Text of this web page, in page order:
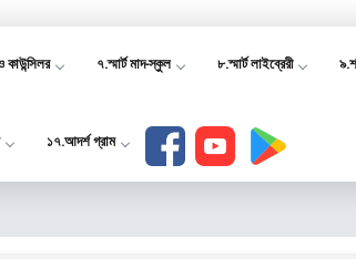
কাউন্সিলর ৭.স্মার্ট মাদ-স্কুল ৮.স্মার্ট লাইব্রেরী
১৭.আদর্শ গ্রাম